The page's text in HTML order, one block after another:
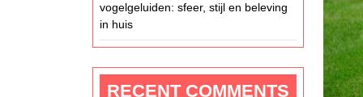
vogelgeluiden: sfeer, stijl en beleving
in huis
RECENT COMMENTS